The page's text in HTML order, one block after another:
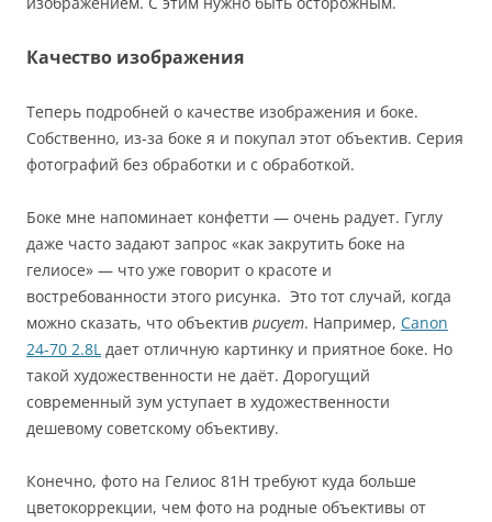
Качество изображения
Теперь подробней о качестве изображения и боке.
Собственно, из-за боке я и покупал этот объектив. Серия
фотографий без обработки и с обработкой.
Боке мне напоминает конфетти — очень радует. Гуглу
даже часто задают запрос «как закрутить боке на
гелиосе» — что уже говорит о красоте и
востребованности этого рисунка. Это тот случай, когда
можно сказать, что объектив рисует. Например, Canon
24-70 2.8L дает отличную картинку и приятное боке. Но
такой художественности не даёт. Дорогущий
современный зум уступает в художественности
дешевому советскому объективу.
Конечно, фото на Гелиос 81Н требуют куда больше
цветокоррекции, чем фото на родные объективы от